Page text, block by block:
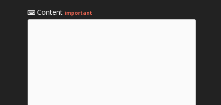
Content important